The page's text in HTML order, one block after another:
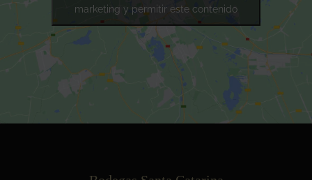
marketing y permitir este contenido